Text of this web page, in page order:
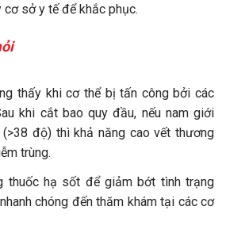
cơ sở y tế để khắc phục.
thấy khi cơ thể bị tấn công bởi các
khi cắt bao quy đầu, nếu nam giới
độ) thì khả năng cao vết thương
trùng.
thuốc hạ sốt để giảm bớt tình trạng
chóng đến thăm khám tại các cơ